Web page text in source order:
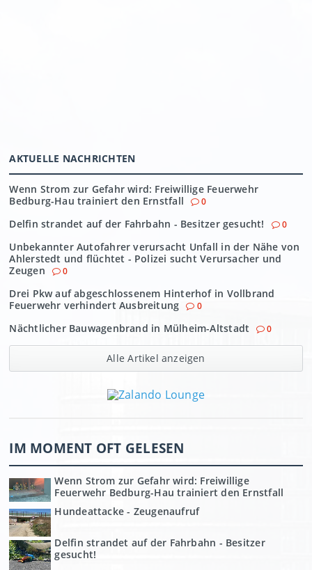
AKTUELLE NACHRICHTEN
Wenn Strom zur Gefahr wird: Freiwillige Feuerwehr
Bedburg-Hau trainiert den Ernstfall
0
Delfin strandet auf der Fahrbahn - Besitzer gesucht! 0
Unbekannter Autofahrer verursacht Unfall in der Nähe von
Ahlerstedt und flüchtet - Polizei sucht Verursacher und
Zeugen
0
Drei Pkw auf abgeschlossenem Hinterhof in Vollbrand
Feuerwehr verhindert Ausbreitung
0
Nächtlicher Bauwagenbrand in Mülheim-Altstadt 0
Alle Artikel anzeigen
IM MOMENT OFT GELESEN
Wenn Strom zur Gefahr wird: Freiwillige
Feuerwehr Bedburg-Hau trainiert den Ernstfall
Hundeattacke - Zeugenaufruf
Delfin strandet auf der Fahrbahn - Besitzer
gesucht!